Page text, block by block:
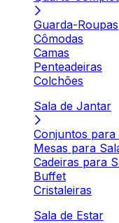
Guarda-Roupas
Cômodas
Camas
Penteadeiras
Colchões
Sala de Jantar
Conjuntos
Mesas para
Cadeiras para
Buffet
Cristaleiras
Sala de Estar